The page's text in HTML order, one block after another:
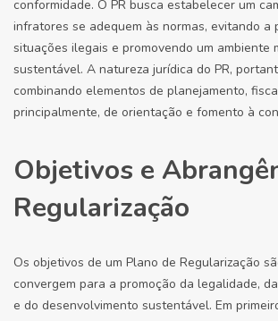
conformidade. O PR busca estabelecer um
infratores se adequem às normas, evitando a
situações ilegais e promovendo um ambiente
sustentável. A natureza jurídica do PR,
combinando elementos de planejamento,
principalmente, de orientação e fomento à
Objetivos e
Regularização
Os objetivos de um Plano de Regularização
convergem para a promoção da legalidade,
e do desenvolvimento sustentável. Em